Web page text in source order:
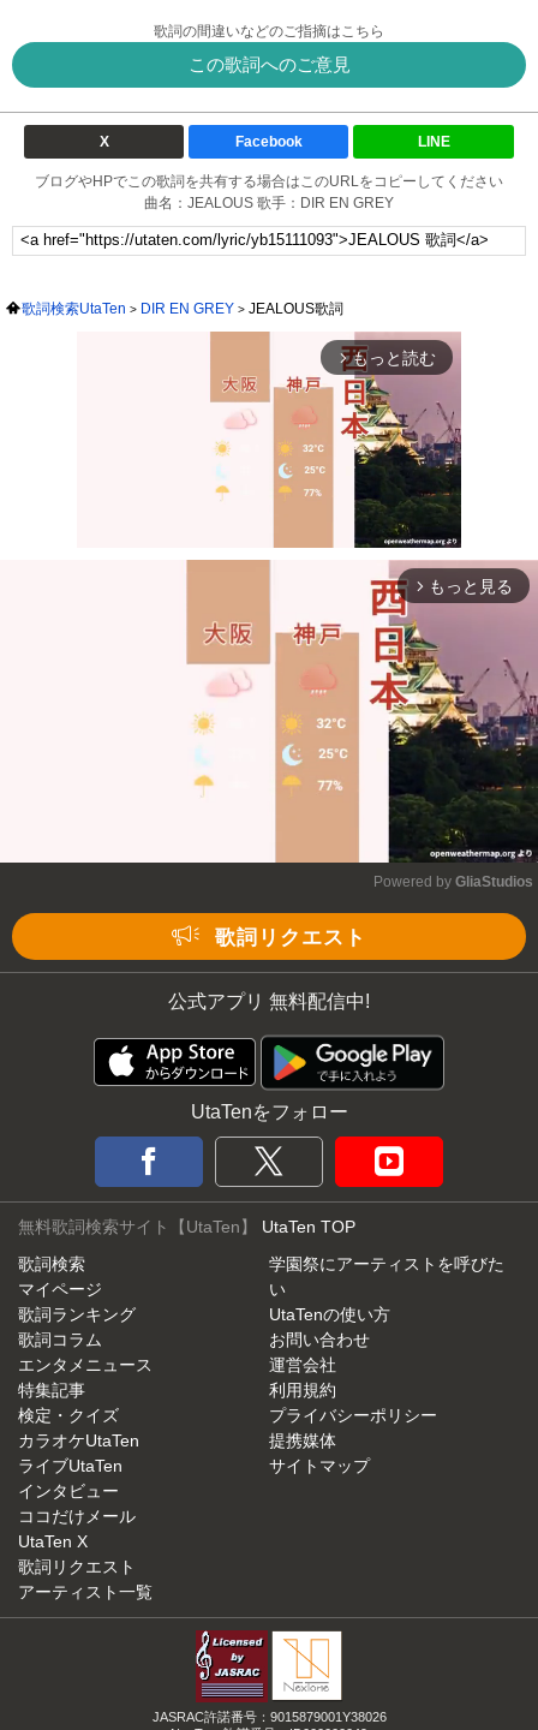
歌詞の間違いなどのご指摘はこちら
この歌詞へのご意見
X Facebook LINE
ブログやHPでこの歌詞を共有する場合はこのURLをコピーしてください
曲名：JEALOUS 歌手：DIR EN GREY
歌詞検索UtaTen DIR EN GREY JEALOUS歌詞
arrow_forward_ios もっと読む
Mute
arrow_forward_ios もっと見る
Powered by GliaStudios
歌詞リクエスト
公式アプリ 無料配信中!
UtaTenをフォロー
無料歌詞検索サイト【UtaTen】 UtaTen TOP
歌詞検索
マイページ
歌詞ランキング
歌詞コラム
エンタメニュース
特集記事
検定・クイズ
カラオケUtaTen
ライブUtaTen
インタビュー
ココだけメール
UtaTen X
歌詞リクエスト
アーティスト一覧
学園祭にアーティストを呼びた
い
UtaTenの使い方
お問い合わせ
運営会社
利用規約
プライバシーポリシー
提携媒体
サイトマップ
JASRAC許諾番号：9015879001Y38026